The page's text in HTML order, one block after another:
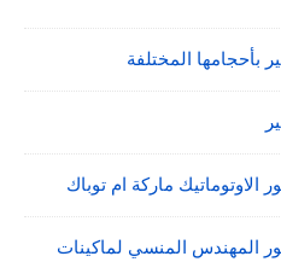
بأحجامها المختلفة
الاوتوماتيك ماركة ام توباك
المهندس المنسي لماكينات